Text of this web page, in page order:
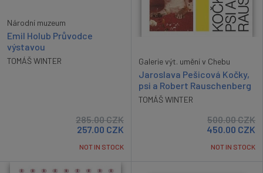
Národní muzeum
Emil Holub Průvodce
výstavou
TOMÁŠ WINTER
285.00CZK
257.00 CZK
NOT IN STOCK
Galerie výt. umění v Chebu
Jaroslava Pešicová Kočky,
psi a Robert Rauschenberg
TOMÁŠ WINTER
500.00CZK
450.00 CZK
NOT IN STOCK